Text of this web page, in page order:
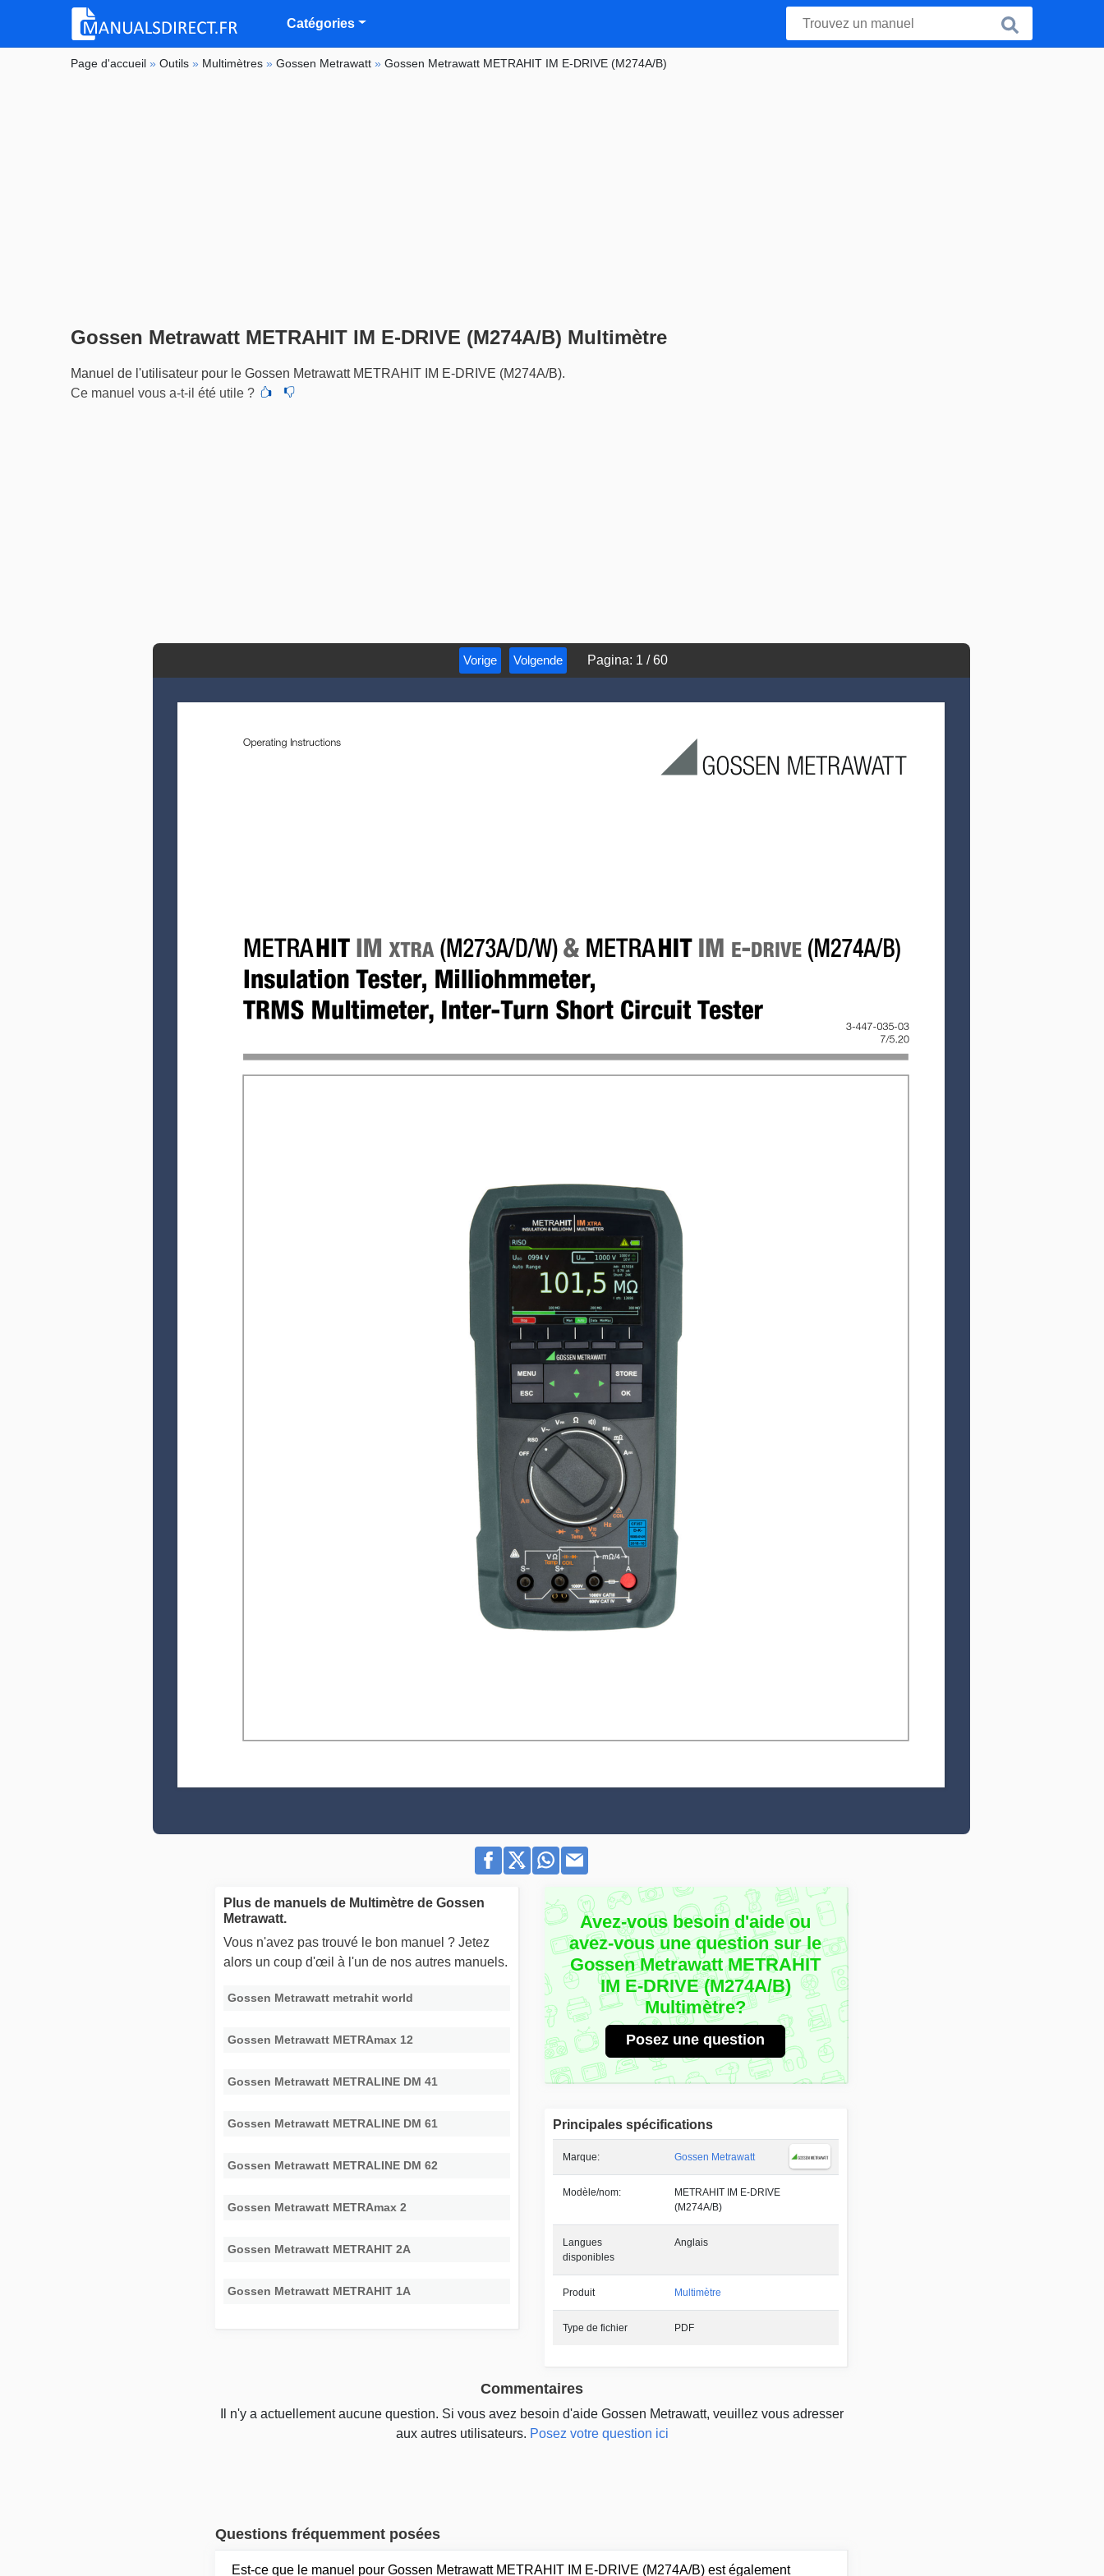
Catégories
Page d'accueil »Outils » Multimètres »Gossen Metrawatt »Gossen Metrawatt METRAHIT IM E-DRIVE (M274A/B)
Gossen Metrawatt METRAHIT IM E-DRIVE (M274A/B) Multimètre
Manuel de l'utilisateur pour le Gossen Metrawatt METRAHIT IM E-DRIVE (M274A/B).
Ce manuel vous a-t-il été utile ?
Vorige Volgende Pagina: 1 /60
Avez-vous besoin d'aide ou
avez-vous une question sur le
Gossen Metrawatt METRAHIT
IM E-DRIVE (M274A/B)
Multimètre?
Posez une question
Principales spécifications
Marque: Gossen Metrawatt
Modèle/nom:
METRAHIT IM E-DRIVE
(M274A/B)
Langues
disponibles
Anglais
Produit Multimètre
Type de fichier PDF
Plus de manuels de Multimètre de Gossen
Metrawatt.
Vous n'avez pas trouvé le bon manuel ? Jetez
alors un coup d'œil à l'un de nos autres manuels.
Gossen Metrawatt metrahit world
Gossen Metrawatt METRAmax 12
Gossen Metrawatt METRALINE DM 41
Gossen Metrawatt METRALINE DM 61
Gossen Metrawatt METRALINE DM 62
Gossen Metrawatt METRAmax 2
Gossen Metrawatt METRAHIT 2A
Gossen Metrawatt METRAHIT 1A
Commentaires
Il n'y a actuellement aucune question. Si vous avez besoin d'aide Gossen Metrawatt, veuillez vous adresser
aux autres utilisateurs. Posez votre question ici
Questions fréquemment posées
Est-ce que le manuel pour Gossen Metrawatt METRAHIT IM E-DRIVE (M274A/B) est également